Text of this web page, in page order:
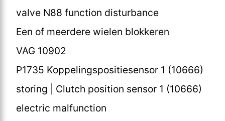
valve N88 function disturbance
Een of meerdere wielen blokkeren
VAG 10902
P1735 Koppelingspositiesensor 1 (10666)
storing | Clutch position sensor 1 (10666)
electric malfunction